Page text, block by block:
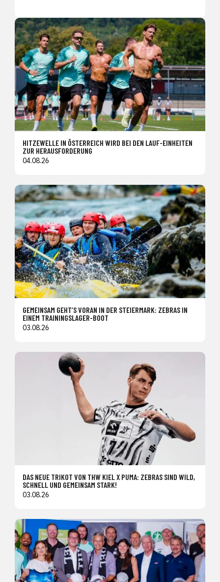
HITZEWELLE IN ÖSTERREICH WIRD BEI DEN LAUF-EINHEITEN
ZUR HERAUSFORDERUNG
04.08.26
GEMEINSAM GEHT’S VORAN IN DER STEIERMARK: ZEBRAS IN
EINEM TRAININGSLAGER-BOOT
03.08.26
DAS NEUE TRIKOT VON THW KIEL X PUMA: ZEBRAS SIND WILD,
SCHNELL UND GEMEINSAM STARK!
03.08.26